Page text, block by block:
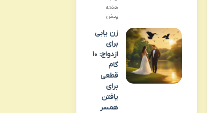
هفته
پیش
زن یابی
برای
ازدواج: ۱۰
گام
قطعی
برای
یافتن
همسر